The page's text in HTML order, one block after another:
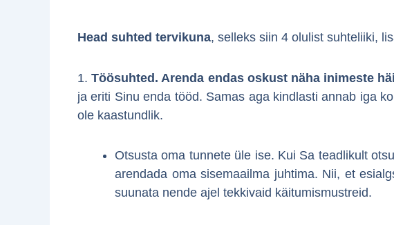
Head suhted tervikuna, selleks siin 4 olulist suhteliiki,
1.Töösuhted. Arenda endas oskust näha inimeste
ja eriti Sinu enda tööd. Samas aga kindlasti annab iga
ole kaastundlik.
Otsusta oma tunnete üle ise. Kui Sa teadlikult
arendada oma sisemaailma juhtima. Nii, et
suunata nende ajel tekkivaid käitumismustreid.